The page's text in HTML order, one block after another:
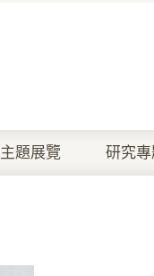
主題展覽 研究專